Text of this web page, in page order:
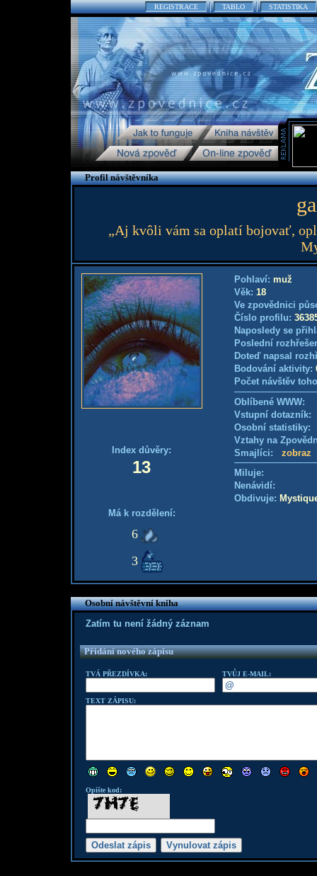
REGISTRACE TABLO STATISTIKA
Profil návštěvníka
„Aj kvôli vám sa oplatí bojovať,
Index důvěry:
13
Má k rozdělení:
6
3
Pohlaví: muž
Věk: 18
Ve zpovědnici
Číslo profilu:
Naposledy se
Poslední
Doteď napsal
Bodování aktivity:
Počet návštěv
Oblíbené WWW:
Vstupní
Osobní
Vztahy na
Smajlíci: zobraz
Miluje:
Nenávidí:
Obdivuje:
Osobní návštěvní kniha
Zatím tu není žádný záznam
Přidání nového zápisu
TVÁ PŘEZDÍVKA: TVŮJ E-MAIL:
TEXT ZÁPISU:
Opište kod: